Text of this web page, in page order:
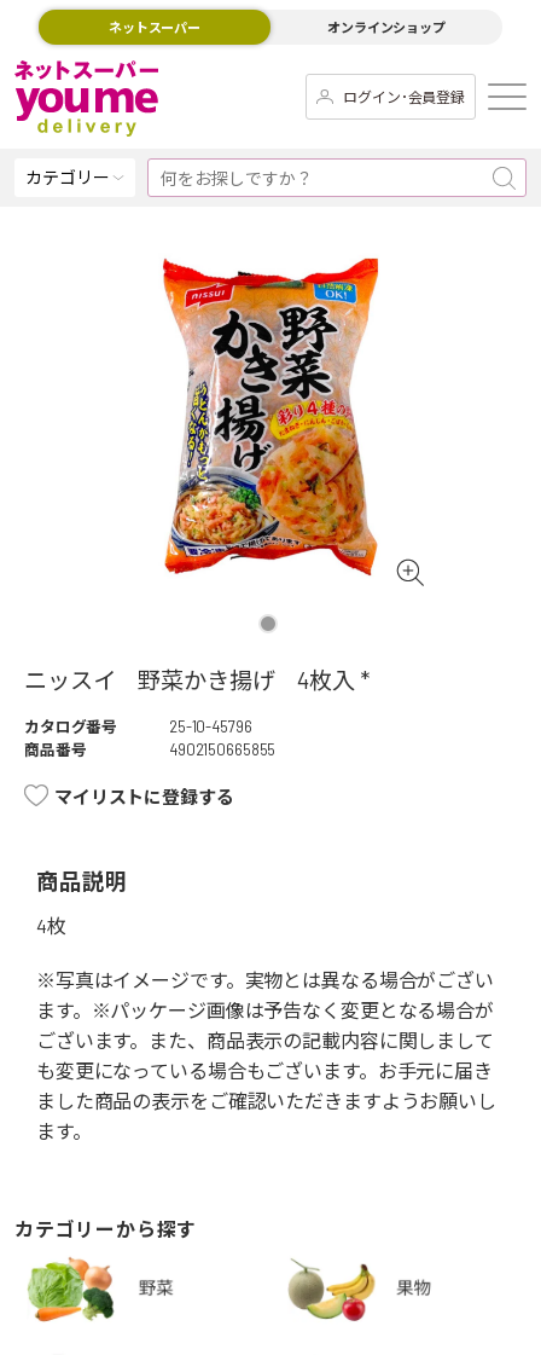
ネットスーパー オンラインショップ
ログイン･会員登録
カテゴリー
ニッスイ 野菜かき揚げ 4枚入 *
カタログ番号
25-10-45796
商品番号
4902150665855
マイリストに登録する
商品説明
4枚
※写真はイメージです。実物とは異なる場合がござい
ます。※パッケージ画像は予告なく変更となる場合が
ございます。また、商品表示の記載内容に関しまして
も変更になっている場合もございます。お手元に届き
ました商品の表示をご確認いただきますようお願いし
ます。
カテゴリーから探す